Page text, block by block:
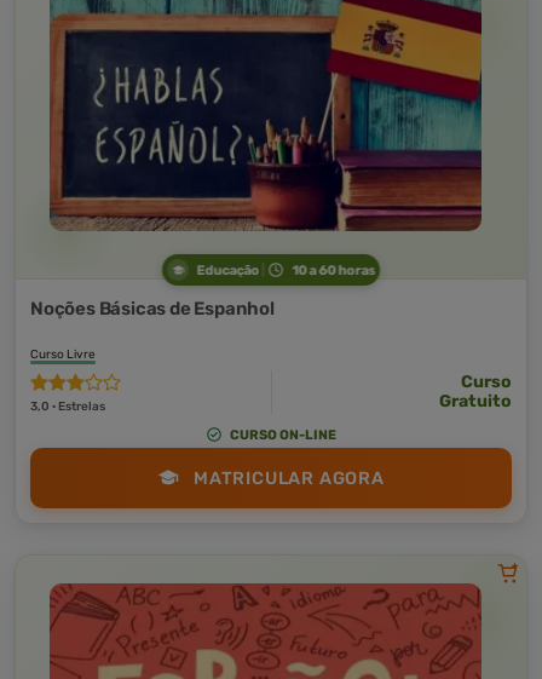
Educação 10 a 60 horas
Noções Básicas de Espanhol
Curso Livre
3,0 · Estrelas
Curso
Gratuito
CURSO ON-LINE
MATRICULAR AGORA